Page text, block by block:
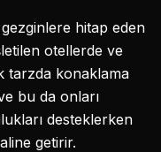
hitap eden
otellerde ve
tarzda konaklama
bu da onları
desteklerken
getirir.